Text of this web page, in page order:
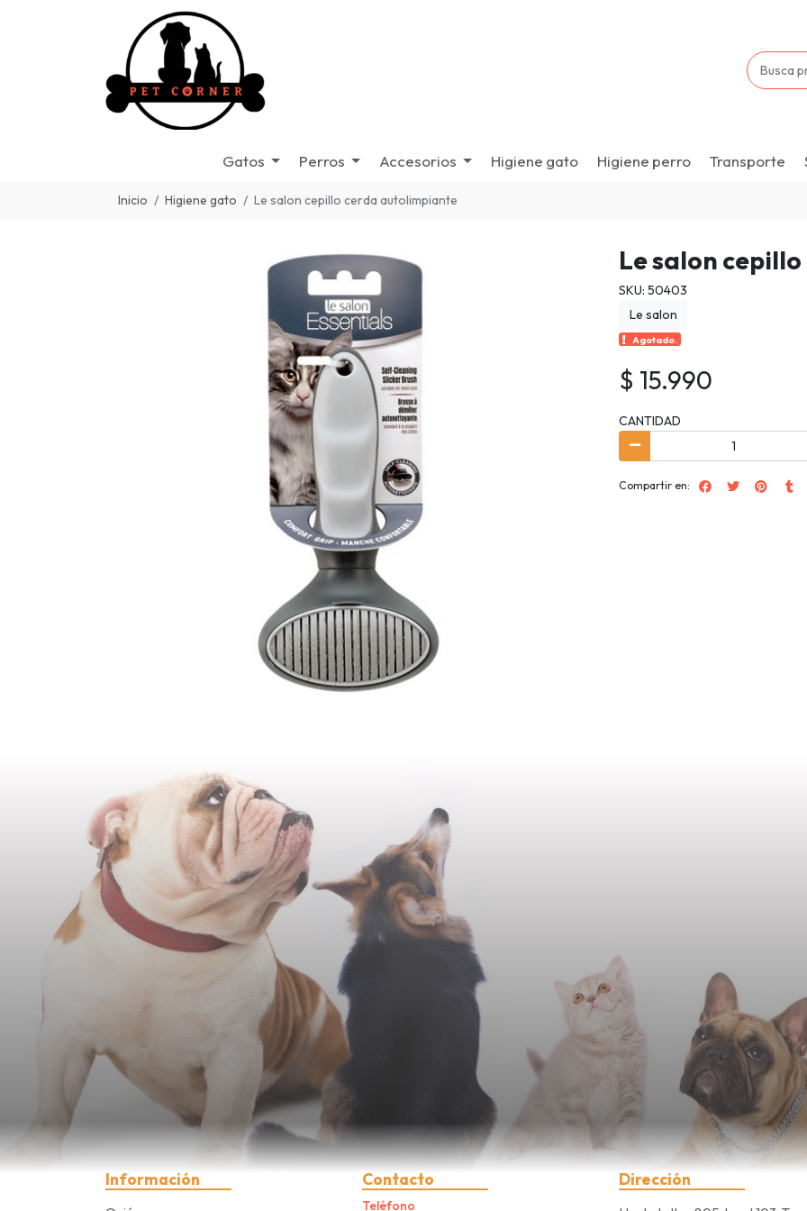
Gatos Perros Accesorios Higiene gato Higiene perro Transporte
Inicio Higiene gato Le salon cepillo cerda autolimpiante
Le salon
SKU: 50403
Le salon
Agotado.
$ 15.990
CANTIDAD
Compartir en:
Información Contacto
Teléfono
Dirección